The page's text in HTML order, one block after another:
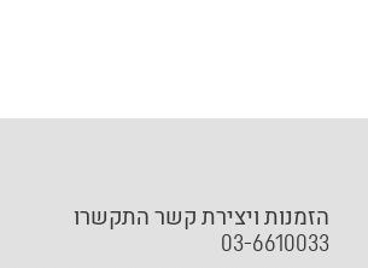
הזמנות ויצירת קשר התקשרו
03-6610033